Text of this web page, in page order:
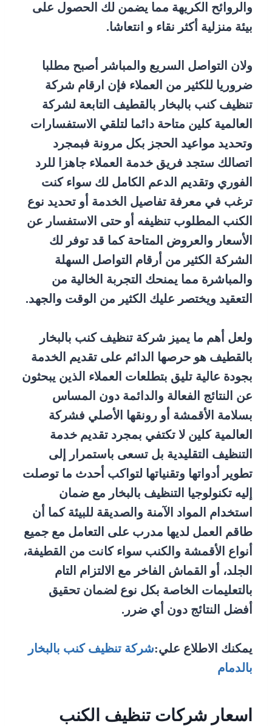
والروائح الكريهة مما يضمن لك الحصول على
بيئة منزلية أكثر نقاء و انتعاشا.
ولان التواصل السريع والمباشر أصبح مطلبا
ضروريا للكثير من العملاء فإن ارقام شركة
تنظيف كنب بالبخار بالقطيف التابعة لشركة
العالمية كلين متاحة دائما لتلقي الاستفسارات
وتحديد مواعيد الحجز بكل مرونة فبمجرد
اتصالك ستجد فريق خدمة العملاء جاهزا للرد
الفوري وتقديم الدعم الكامل لك سواء كنت
ترغب في معرفة تفاصيل الخدمة أو تحديد نوع
الكنب المطلوب تنظيفه أو حتى الاستفسار عن
الأسعار والعروض المتاحة كما قد توفر لك
الشركة الكثير من أرقام التواصل السهلة
والمباشرة مما يمنحك التجربة الخالية من
التعقيد ويختصر عليك الكثير من الوقت والجهد.
ولعل أهم ما يميز شركة تنظيف كنب بالبخار
بالقطيف هو حرصها الدائم على تقديم الخدمة
بجودة عالية تليق بتطلعات العملاء الذين يبحثون
عن النتائج الفعالة والدائمة دون المساس
بسلامة الأقمشة أو رونقها الأصلي فشركة
العالمية كلين لا تكتفي بمجرد تقديم خدمة
التنظيف التقليدية بل تسعى باستمرار إلى
تطوير أدواتها وتقنياتها لتواكب أحدث ما توصلت
إليه تكنولوجيا التنظيف بالبخار مع ضمان
استخدام المواد الآمنة والصديقة للبيئة كما أن
طاقم العمل لديها مدرب على التعامل مع جميع
أنواع الأقمشة والكنب سواء كانت من القطيفة،
الجلد، أو القماش الفاخر مع الالتزام التام
بالتعليمات الخاصة بكل نوع لضمان تحقيق
أفضل النتائج دون أي ضرر.
يمكنك الاطلاع علي:شركة تنظيف كنب بالبخار
بالدمام
اسعار شركات تنظيف الكنب